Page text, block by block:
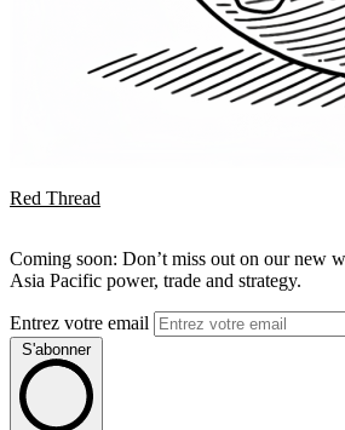
Red Thread
Coming soon: Don’t miss out on our new
Asia Pacific power, trade and strategy.
Entrez votre email
S'abonner